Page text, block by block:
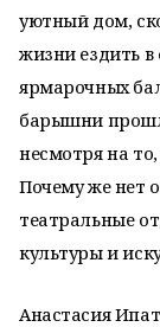
уютный дом,
жизни ездить в
ярмарочных
барышни
несмотря на
Почему же нет
театральные
культуры и
Анастасия